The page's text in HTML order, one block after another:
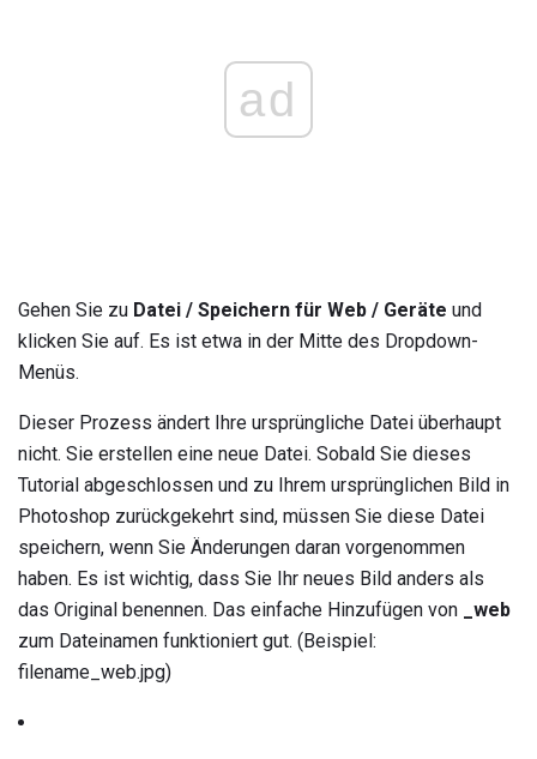
ad
Gehen Sie zu Datei / Speichern für Web / Geräte und
klicken Sie auf. Es ist etwa in der Mitte des Dropdown-
Menüs.
Dieser Prozess ändert Ihre ursprüngliche Datei überhaupt
nicht. Sie erstellen eine neue Datei. Sobald Sie dieses
Tutorial abgeschlossen und zu Ihrem ursprünglichen Bild in
Photoshop zurückgekehrt sind, müssen Sie diese Datei
speichern, wenn Sie Änderungen daran vorgenommen
haben. Es ist wichtig, dass Sie Ihr neues Bild anders als
das Original benennen. Das einfache Hinzufügen von
_web
zum Dateinamen funktioniert gut. (Beispiel:
filename_web.jpg)